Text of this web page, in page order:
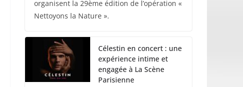
organisent la 29ème édition de l’opération «
Nettoyons la Nature ».
Célestin en concert : une
expérience intime et
engagée à La Scène
Parisienne